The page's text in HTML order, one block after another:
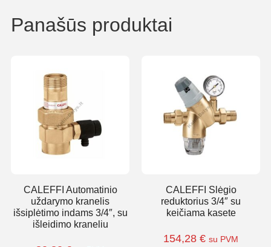
Panašūs produktai
CALEFFI Automatinio
uždarymo kranelis
išsiplėtimo indams 3/4″, su
išleidimo kraneliu
CALEFFI Slėgio
reduktorius 3/4″ su
keičiama kasete
154,28 € su PVM